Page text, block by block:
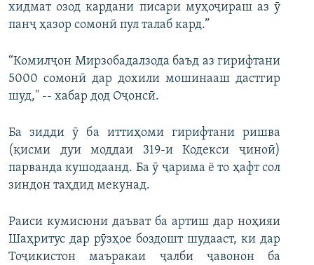
хидмат озод кардани писари муҳоҷираш аз ӯ
панҷ ҳазор сомонӣ пул талаб кард.”
“Комилҷон Мирзобадалзода баъд аз гирифтани
5000 сомонӣ дар дохили мошинааш дастгир
шуд," -- хабар дод Оҷонсӣ.
Ба зидди ӯ ба иттиҳоми гирифтани ришва
(қисми дуи моддаи 319-и Кодекси ҷиноӣ)
парванда кушодаанд. Ба ӯ ҷарима ё то ҳафт сол
зиндон таҳдид мекунад.
Раиси кумисюни даъват ба артиш дар ноҳияи
Шаҳритус дар рӯзҳое боздошт шудааст, ки дар
Тоҷикистон маъракаи ҷалби ҷавонон ба